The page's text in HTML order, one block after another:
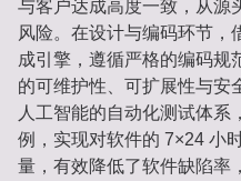
与客户达成高度一致，从源
风险。在设计与编码环节，
成引擎，遵循严格的编码规
的可维护性、可扩展性与安
人工智能的自动化测试体系
例，实现对软件的 7×24 小
量，有效降低了软件缺陷率